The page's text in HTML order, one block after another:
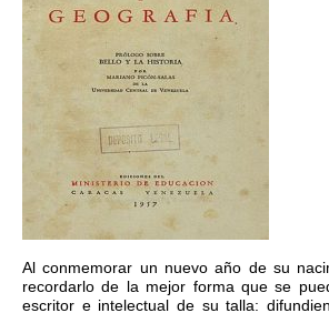
Al conmemorar un nuevo año de su
recordarlo de la mejor forma que se
escritor e intelectual de su talla: